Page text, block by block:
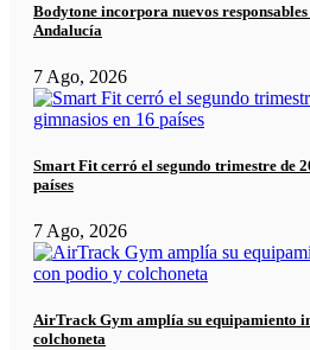
Bodytone incorpora nuevos
Andalucía
7 Ago, 2026
Smart Fit cerró el segundo trimestre de
países
7 Ago, 2026
AirTrack Gym amplía su equipamiento
colchoneta